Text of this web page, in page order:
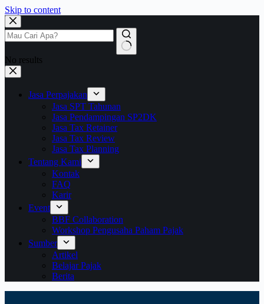
Skip to content
No results
Jasa Perpajakan
Jasa SPT Tahunan
Jasa Pendampingan SP2DK
Jasa Tax Retainer
Jasa Tax Review
Jasa Tax Planning
Tentang Kami
Kontak
FAQ
Karir
Event
BBF Collaboration
Workshop Pengusaha Paham Pajak
Sumber
Artikel
Belajar Pajak
Berita